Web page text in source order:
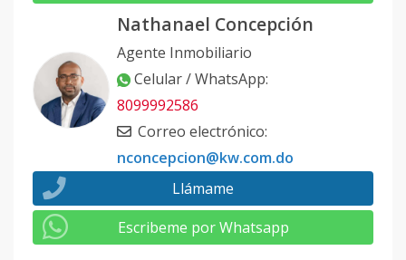
Nathanael Concepción
Agente Inmobiliario
Celular / WhatsApp:
8099992586
Correo electrónico:
nconcepcion@kw.com.do
Llámame
Escribeme por Whatsapp